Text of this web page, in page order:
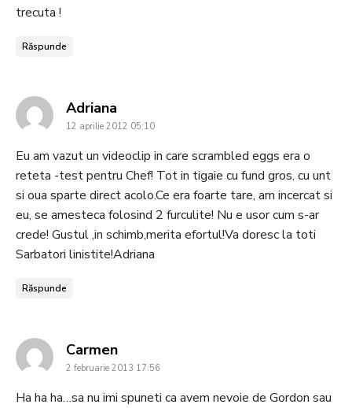
trecuta !
Răspunde
Adriana
12 aprilie 2012 05:10
Eu am vazut un videoclip in care scrambled eggs era o
reteta -test pentru Chef! Tot in tigaie cu fund gros, cu unt
si oua sparte direct acolo.Ce era foarte tare, am incercat si
eu, se amesteca folosind 2 furculite! Nu e usor cum s-ar
crede! Gustul ,in schimb,merita efortul!Va doresc la toti
Sarbatori linistite!Adriana
Răspunde
Carmensays:
2 februarie 2013 17:56
Ha ha ha…sa nu imi spuneti ca avem nevoie de Gordon sau